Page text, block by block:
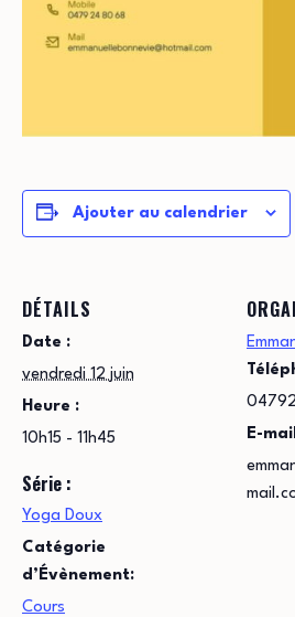
Ajouter au calendrier
DÉTAILS
Date :
vendredi 12 juin
Heure :
10h15 - 11h45
Série :
Yoga Doux
Catégorie
d’Évènement:
Cours
E-mail